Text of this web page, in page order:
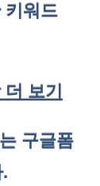
키워드
보기
구글폼